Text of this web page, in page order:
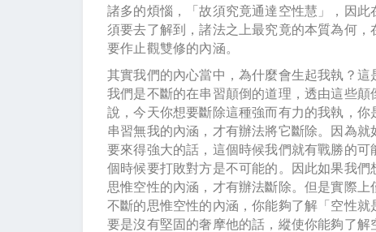
諸多的煩惱，「故須究竟通達空性慧」，因
須要去了解到，諸法之上最究竟的本質為何
要作止觀雙修的內涵。
其實我們的內心當中，為什麼會生起我執？
我們是不斷的在串習顛倒的道理，透由這些
說，今天你想要斷除這種強而有力的我執，
串習無我的內涵，才有辦法將它斷除。因為
要來得強大的話，這個時候我們就有戰勝的
個時候要打敗對方是不可能的。因此如果我
思惟空性的內涵，才有辦法斷除。但是實際
不斷的思惟空性的內涵，你能夠了解「空性
要是沒有堅固的奢摩他的話，縱使你能夠了